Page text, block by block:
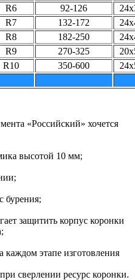
R6 92-126
R7 132-172
R8 182-250
R9 270-325
R10 350-600
«Российский» хочется
высотой 10 мм;
бурения;
защитить корпус коронки
каждом этапе изготовления
сверлении ресурс коронки.